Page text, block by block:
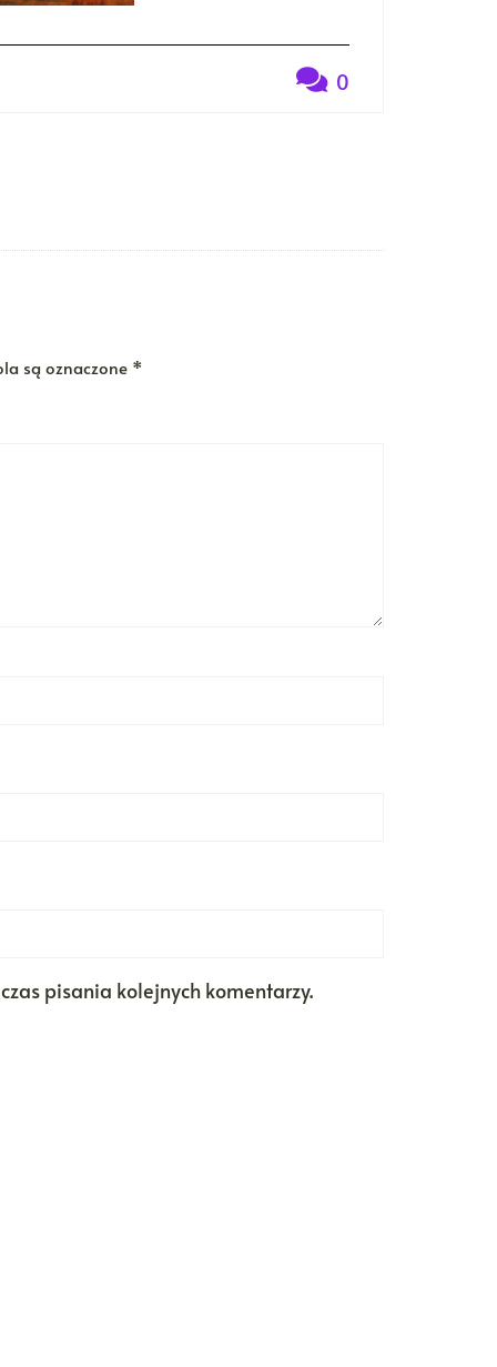
0
są oznaczone *
pisania kolejnych komentarzy.